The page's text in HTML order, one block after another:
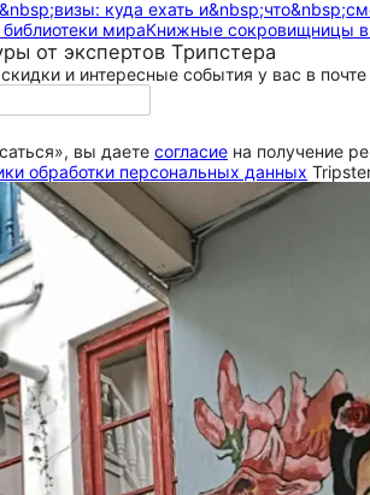
мираКнижные сокровищницы
от экспертов Трипстера
и интересные события у вас в почте
вы даете согласие на получение
обработки персональных данных